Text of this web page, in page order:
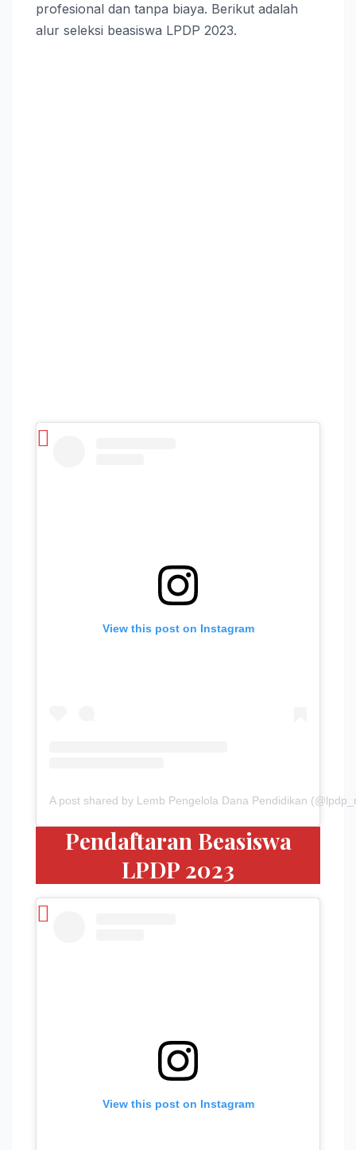
profesional dan tanpa biaya. Berikut adalah
alur seleksi beasiswa LPDP 2023.
View this post on Instagram
A post shared by Lemb Pengelola Dana Pendidikan
Pendaftaran Beasiswa
LPDP 2023
View this post on Instagram